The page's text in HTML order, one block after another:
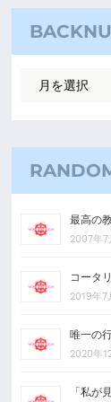
最高の
2007年7
コータリ
2019年7
唯一の
2020年
「私が